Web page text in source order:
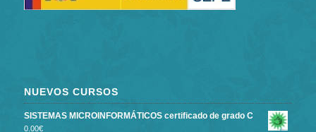
NUEVOS CURSOS
SISTEMAS MICROINFORMÁTICOS certificado de grado C
0.00€